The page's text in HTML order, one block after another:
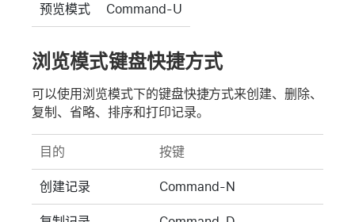
预览模式 Command-U
浏览模式键盘快捷方式
可以使用浏览模式下的键盘快捷方式来创建、删除、
复制、省略、排序和打印记录。
目的 按键
创建记录 Command-N